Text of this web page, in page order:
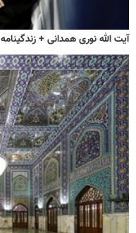
آیت الله نوری همدانی + زندگینامه